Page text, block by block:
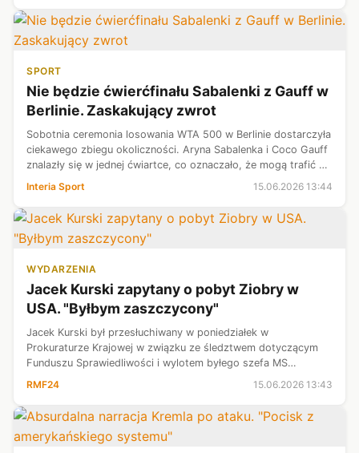
SPORT
Nie będzie ćwierćfinału Sabalenki z Gauff w
Berlinie. Zaskakujący zwrot
Sobotnia ceremonia losowania WTA 500 w Berlinie dostarczyła
ciekawego zbiegu okoliczności. Aryna Sabalenka i Coco Gauff
znalazły się w jednej ćwiartce, co oznaczało, że mogą trafić na
siebie w batalii o najlepszą "4". Minęło kilkadziesiąt godzin i
Interia Sport 15.06.2026 13:44
WYDARZENIA
Jacek Kurski zapytany o pobyt Ziobry w
USA. "Byłbym zaszczycony"
​Jacek Kurski był przesłuchiwany w poniedziałek w
Prokuraturze Krajowej w związku ze śledztwem dotyczącym
Funduszu Sprawiedliwości i wylotem byłego szefa MS
Zbigniewa Ziobry do USA.
RMF24 15.06.2026 13:43